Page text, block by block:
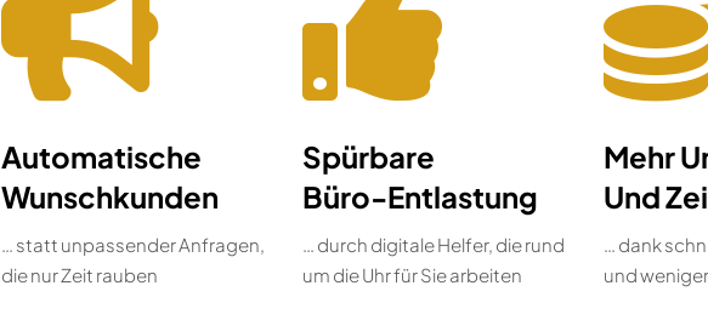
Automatische
Wunschkunden
… statt unpassender Anfragen,
die nur Zeit rauben
Spürbare
Büro-Entlastung
… durch digitale Helfer, die rund
um die Uhr für Sie arbeiten
Mehr
Und
… dank
und